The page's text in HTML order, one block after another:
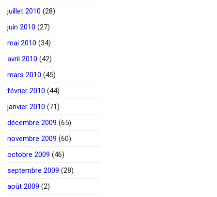
juillet 2010 (28)
juin 2010 (27)
mai 2010 (34)
avril 2010 (42)
mars 2010 (45)
février 2010 (44)
janvier 2010 (71)
décembre 2009 (65)
novembre 2009 (60)
octobre 2009 (46)
septembre 2009 (28)
août 2009 (2)